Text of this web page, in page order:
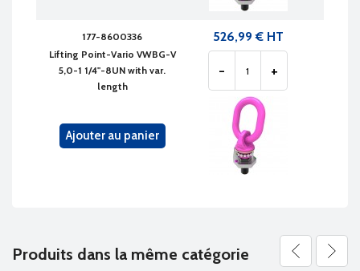
177-8600336
Lifting Point-Vario VWBG-V
5,0-1 1/4"-8UN with var.
length
526,99 € HT
- +
Ajouter au panier
Produits dans la même catégorie